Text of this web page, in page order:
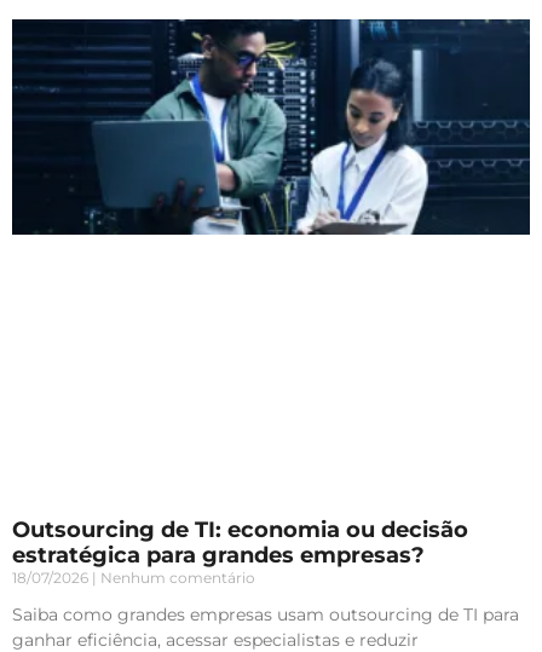
Outsourcing de TI: economia ou decisão
estratégica para grandes empresas?
18/07/2026 Nenhum comentário
Saiba como grandes empresas usam outsourcing de TI para
ganhar eficiência, acessar especialistas e reduzir